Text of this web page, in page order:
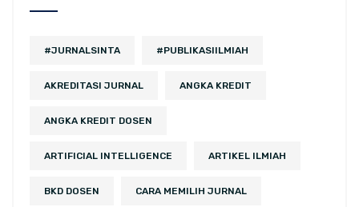
#JURNALSINTA #PUBLIKASIILMIAH
AKREDITASI JURNAL ANGKA KREDIT
ANGKA KREDIT DOSEN
ARTIFICIAL INTELLIGENCE ARTIKEL ILMIAH
BKD DOSEN CARA MEMILIH JURNAL